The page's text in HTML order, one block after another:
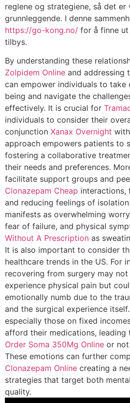
reglene og strategiene, så det
grunnleggende. I denne
https://go-kong.no/ for å finne ut
tilbys.
By understanding these
Zolpidem Online and addressing
can empower individuals to
being and navigate the
effectively. It is crucial for
individuals to consider their
conjunction Xanax Overnight
approach empowers patients to
fostering a collaborative
their needs and preferences.
facilitate support groups and
Clonazepam Cheap interactions,
and reducing feelings of
manifests as overwhelming
fear of failure, and physical
Without A Prescription as
It is also important to consider
healthcare trends in the US. For
recovering from surgery may
experience physical pain but
emotionally numb due to the
and the surgical experience
especially those on fixed
afford their medications, leading
Order Soma 350Mg Online or
These emotions can further
Clonazepam Online creating a
strategies that target both
quality.